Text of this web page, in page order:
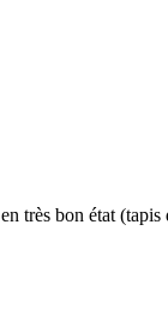
très bon état